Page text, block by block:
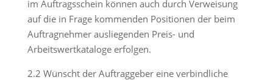
im Auftragsschein können auch durch Verweisung
auf die in Frage kommenden Positionen der beim
Auftragnehmer ausliegenden Preis- und
Arbeitswertkataloge erfolgen.
2.2 Wünscht der Auftraggeber eine verbindliche